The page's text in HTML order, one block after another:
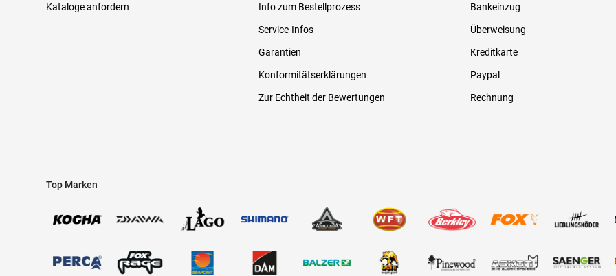
Kataloge anfordern Info zum Bestellprozess
Service-Infos
Garantien
Konformitätserklärungen
Zur Echtheit der Bewertungen
Bankeinzug
Überweisung
Kreditkarte
Paypal
Rechnung
Top Marken